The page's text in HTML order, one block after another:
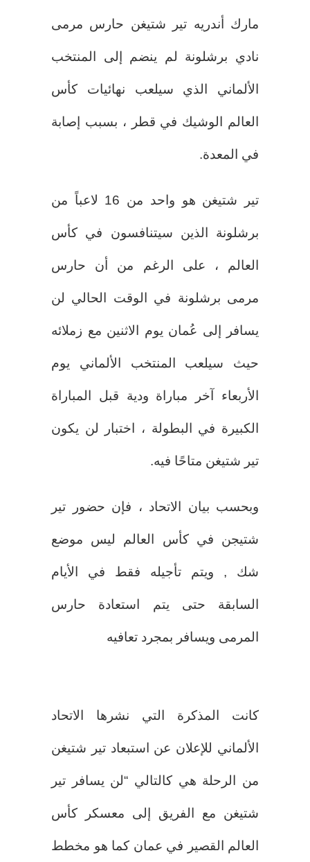
مارك أندريه تير شتيغن حارس مرمى
نادي برشلونة لم ينضم إلى المنتخب
الألماني الذي سيلعب نهائيات كأس
العالم الوشيك في قطر ، بسبب إصابة
في المعدة.
تير شتيغن هو واحد من 16 لاعباً من
برشلونة الذين سيتنافسون في كأس
العالم ، على الرغم من أن حارس
مرمى برشلونة في الوقت الحالي لن
يسافر إلى عُمان يوم الاثنين مع زملائه
حيث سيلعب المنتخب الألماني يوم
الأربعاء آخر مباراة ودية قبل المباراة
الكبيرة في البطولة ، اختبار لن يكون
تير شتيغن متاحًا فيه.
وبحسب بيان الاتحاد ، فإن حضور تير
شتيجن في كأس العالم ليس موضع
شك , ويتم تأجيله فقط في الأيام
السابقة حتى يتم استعادة حارس
المرمى ويسافر بمجرد تعافيه
كانت المذكرة التي نشرها الاتحاد
الألماني للإعلان عن استبعاد تير شتيغن
من الرحلة هي كالتالي “لن يسافر تير
شتيغن مع الفريق إلى معسكر كأس
العالم القصير في عمان كما هو مخطط